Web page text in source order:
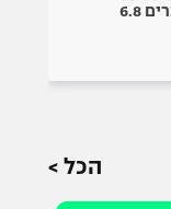
6.8
הכל >